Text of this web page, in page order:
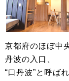
京都府のほぼ中
丹波の入口、
“口丹波”と呼ば